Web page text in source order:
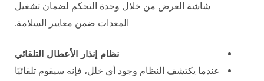
شاشة العرض من خلال وحدة التحكم لضمان تشغيل
المعدات ضمن معايير السلامة.
نظام إنذار الأعطال التلقائي
عندما يكتشف النظام وجود أي خلل، فإنه سيقوم تلقائيًا